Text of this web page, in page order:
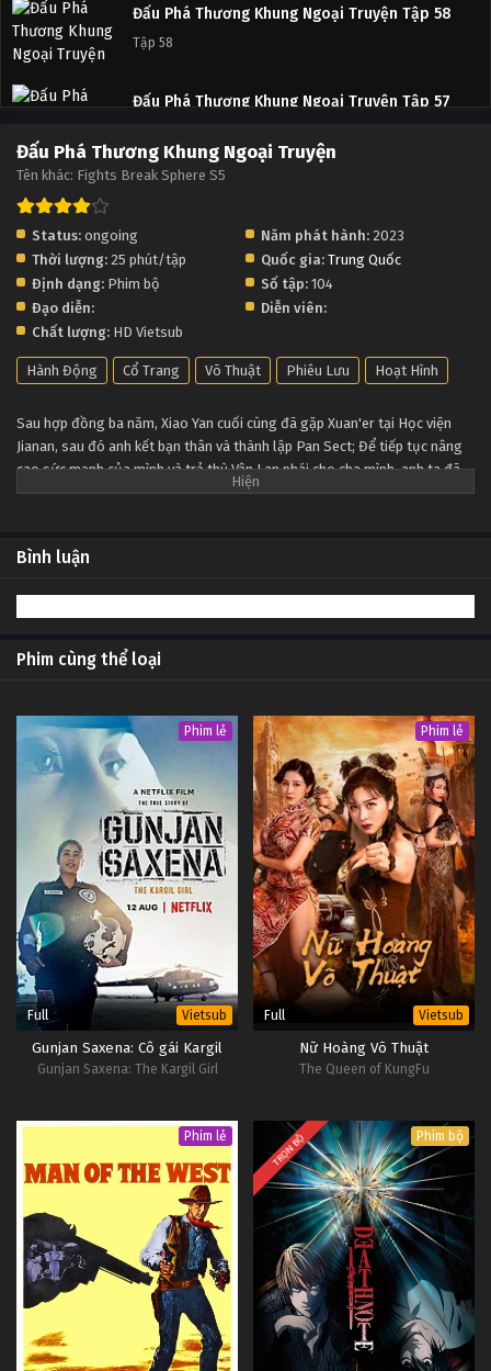
Đấu Phá Thương Khung Ngoại Truyện Tập 58
Tập 58
Đấu Phá Thương Khung Ngoại Truyện Tập 57
Đấu Phá Thương Khung Ngoại Truyện Tập 56
Đấu Phá Thương Khung Ngoại Truyện Tập 55
Đấu Phá Thương Khung Ngoại Truyện Tập 54
Đấu Phá Thương Khung Ngoại Truyện Tập 53
Tập 51
Đấu Phá Thương Khung Ngoại Truyện Tập 50
Tập 50
Đấu Phá Thương Khung Ngoại Truyện Tập 49
Tập 49
Đấu Phá Thương Khung Ngoại Truyện Tập 48
Đấu Phá Thương Khung Ngoại Truyện Tập 47
Tập 47
Đấu Phá Thương Khung Ngoại Truyện Tập 46
Đấu Phá Thương Khung Ngoại Truyện Tập 45
Tập 45
Đấu Phá Thương Khung Ngoại Truyện Tập 44
Tập 44
Đấu Phá Thương Khung Ngoại Truyện Tập 43
Tập 43
Đấu Phá Thương Khung Ngoại Truyện
Tên khác: Fights Break Sphere S5
Status: ongoing Năm phát hành: 2023
Thời lượng: 25 phút/tập Quốc gia: Trung Quốc
Định dạng: Phim bộ Số tập: 104
Đạo diễn:
Diễn viên:
Chất lượng: HD Vietsub
Hành Động Cổ Trang Võ Thuật Phiêu Lưu Hoạt Hình
Sau hợp đồng ba năm, Xiao Yan cuối cùng đã gặp Xuan'er tại Học viện
Jianan, sau đó anh kết bạn thân và thành lập Pan Sect; Để tiếp tục nâng
cao sức mạnh của mình và trả thù Vân Lan phái cho cha mình, anh ta đã
đi sâu vào Tháp khí đốt thiên đường để nuốt chửng Fallen Heart Yan
Bình luận
Phim cùng thể loại
Phim lẻ
Full Vietsub
Gunjan Saxena: Cô gái Kargil
Gunjan Saxena: The Kargil Girl
Phim lẻ
Full Vietsub
Nữ Hoàng Võ Thuật
The Queen of KungFu
Phim lẻ TRỌN BỘ Phim bộ